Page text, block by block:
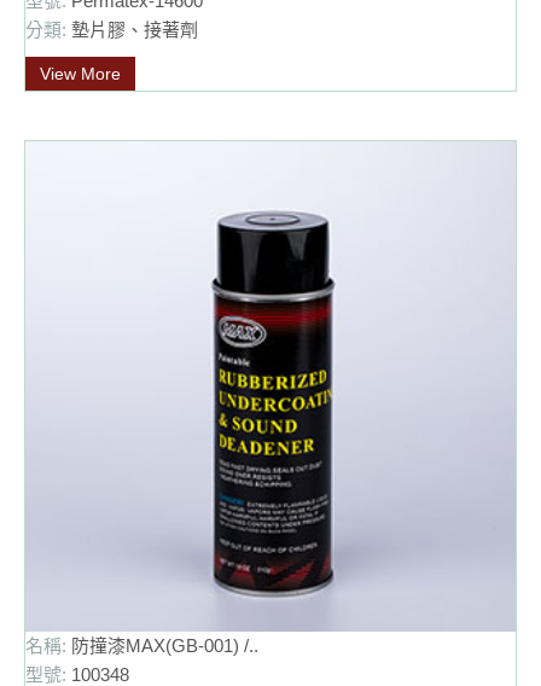
分類: 墊片膠、接著劑
View More
名稱: 防撞漆MAX(GB-001) /..
型號: 100348